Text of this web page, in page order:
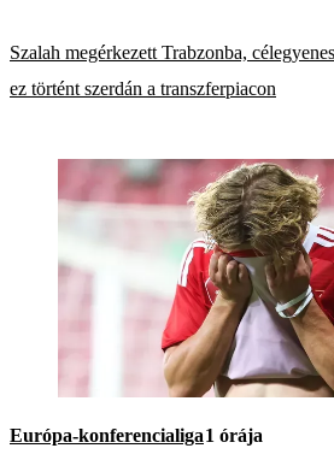
Szalah megérkezett Trabzonba,
ez történt szerdán a transzferpiacon
Európa-konferencialiga1 órája